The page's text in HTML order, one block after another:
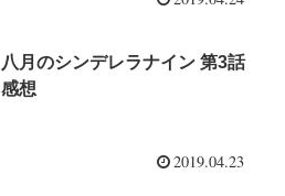
八月のシンデレラナイン 第3話
感想
2019.04.23